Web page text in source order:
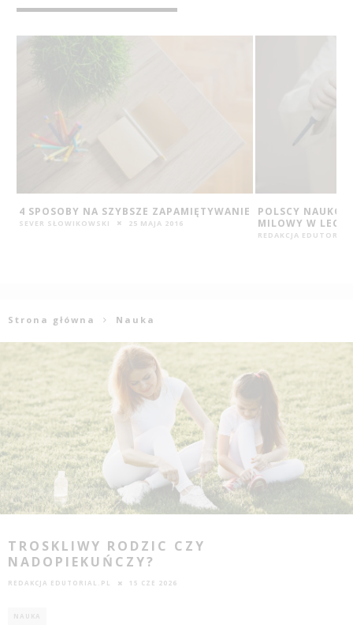
POLSCY NAUKOWCY OGŁASZAJĄ KAMIEŃ
MILOWY W LECZENIU CHORYCH NA RAKA
CO JEŚĆ ZIMĄ,
ODPORNOŚĆ I
REDAKCJA
Strona główna Nauka
TROSKLIWY RODZIC CZY
NADOPIEKUŃCZY?
REDAKCJA EDUTORIAL.PL 15 CZE 2026
NAUKA